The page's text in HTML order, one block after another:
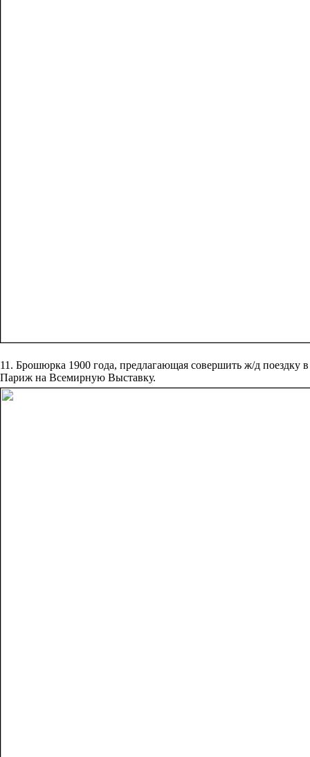
11. Брошюрка 1900 года, предлагающая совершить ж/д поездку в
Париж на Всемирную Выставку.